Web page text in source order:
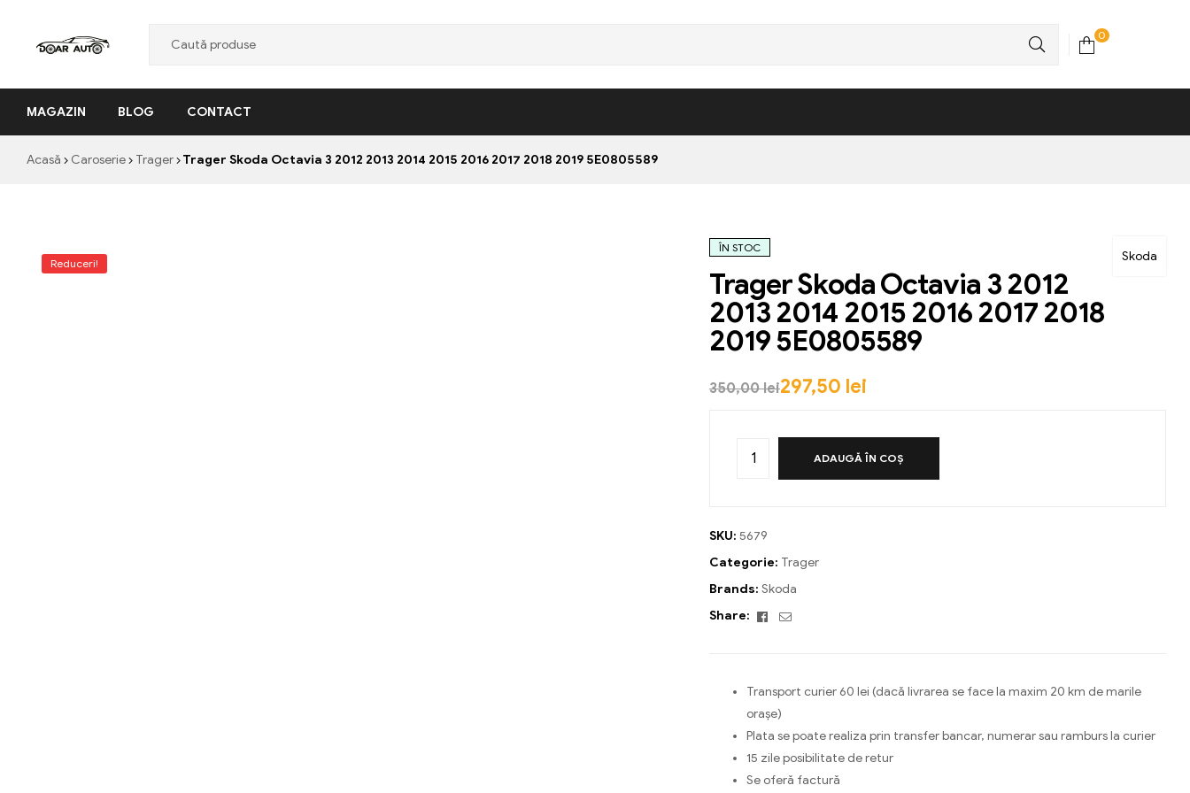
Auto
"Nascut
profesionalism"
0
MAGAZIN BLOG CONTACT
Acasă Caroserie Trager Trager Skoda Octavia 3 2012 2013 2014 2015 2016 2017 2018 2019 5E0805589
Reduceri! Skoda
ÎN STOC
Trager Skoda Octavia 3 2012
2013 2014 2015 2016 2017 2018
2019 5E0805589
350,00lei297,50 lei
ADAUGĂ ÎN COȘ
SKU: 5679
Categorie: Trager
Brands: Skoda
Share:
Facebook
Email
Transport curier 60 lei (dacă livrarea se face la maxim 20 km de marile
orașe)
Plata se poate realiza prin transfer bancar, numerar sau ramburs la curier
15 zile posibilitate de retur
Se oferă factură